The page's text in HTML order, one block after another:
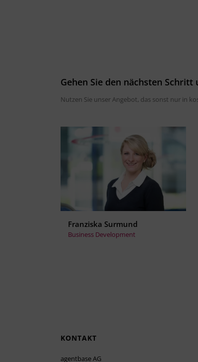
Gehen Sie den nächsten
Nutzen Sie unser Angebot, das sonst nur in
Franziska Surmund
Business Development
KONTAKT
agentbase AG